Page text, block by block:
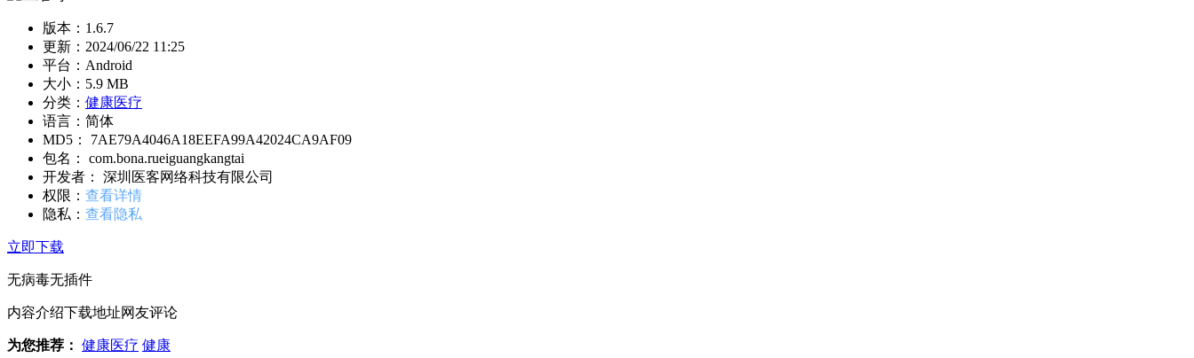
版本：1.6.7
更新： 2024/06/22 11:25
平台：Android
大小：5.9 MB
分类： 健康医疗
语言：简体
MD5： 7AE79A4046A18EEFA99A42024CA9AF09
包名： com.bona.rueiguangkangtai
开发者： 深圳医客网络科技有限公司
权限： 查看详情
隐私： 查看隐私
立即下载
无病毒无插件
内容介绍下载地址网友评论
为您推荐： 健康医疗 健康